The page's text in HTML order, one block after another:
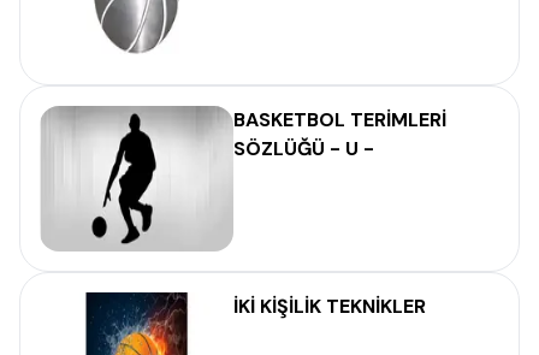
BASKETBOL TERİMLERİ
SÖZLÜĞÜ - U -
İKİ KİŞİLİK TEKNİKLER